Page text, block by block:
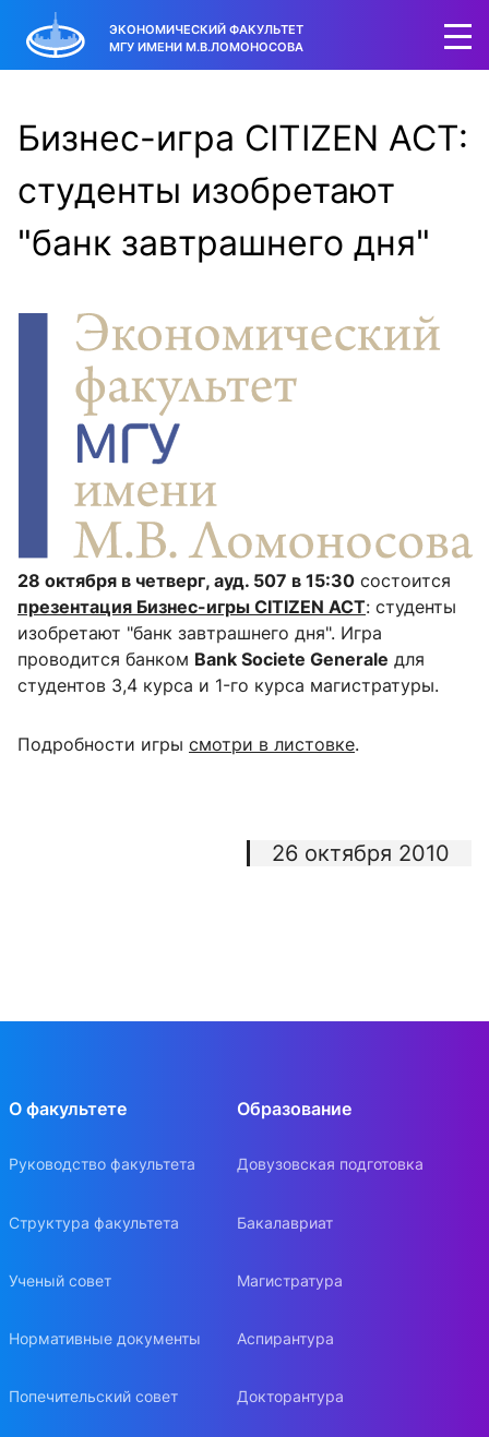
ЭКОНОМИЧЕСКИЙ ФАКУЛЬТЕТ
МГУ ИМЕНИ М.В.ЛОМОНОСОВА
Бизнес-игра CITIZEN ACT:
студенты изобретают
"банк завтрашнего дня"
28 октября в четверг, ауд. 507 в 15:30 состоится
презентация Бизнес-игры CITIZEN ACT: студенты
изобретают "банк завтрашнего дня". Игра
проводится банком Bank Societe Generale для
студентов 3,4 курса и 1-го курса магистратуры.
Подробности игры смотри в листовке.
26 октября 2010
О факультете
Руководство факультета
Структура факультета
Ученый совет
Нормативные документы
Попечительский совет
Образование
Довузовская подготовка
Бакалавриат
Магистратура
Аспирантура
Докторантура